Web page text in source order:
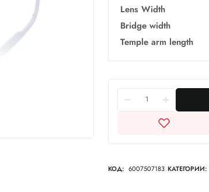
Lens Width
Bridge width
Temple arm length
КОД: 6007507183 КАТЕГОРИИ: